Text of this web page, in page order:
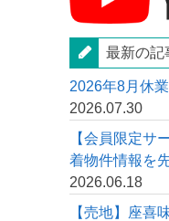
最新の記
2026年8月休
2026.07.30
【会員限定サ
着物件情報を
2026.06.18
【売地】座喜